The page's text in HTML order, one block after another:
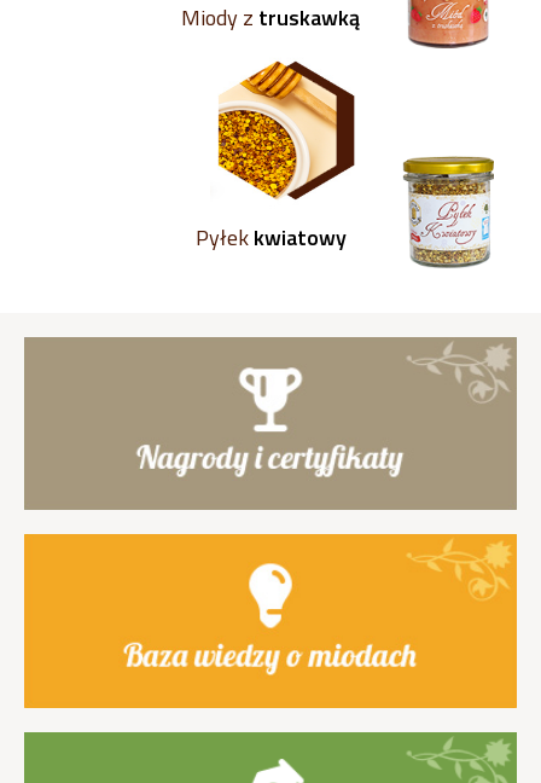
Miody z truskawką
Pyłekkwiatowy